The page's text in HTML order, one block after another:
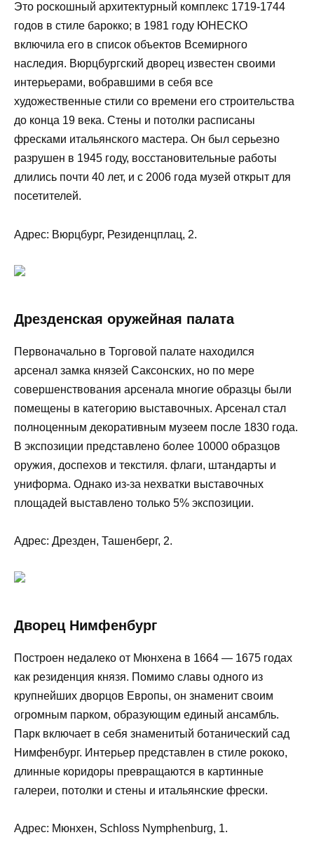
Это роскошный архитектурный комплекс 1719-1744
годов в стиле барокко; в 1981 году ЮНЕСКО
включила его в список объектов Всемирного
наследия. Вюрцбургский дворец известен своими
интерьерами, вобравшими в себя все
художественные стили со времени его строительства
до конца 19 века. Стены и потолки расписаны
фресками итальянского мастера. Он был серьезно
разрушен в 1945 году, восстановительные работы
длились почти 40 лет, и с 2006 года музей открыт для
посетителей.
Адрес: Вюрцбург, Резиденцплац, 2.
Дрезденская оружейная палата
Первоначально в Торговой палате находился
арсенал замка князей Саксонских, но по мере
совершенствования арсенала многие образцы были
помещены в категорию выставочных. Арсенал стал
полноценным декоративным музеем после 1830 года.
В экспозиции представлено более 10000 образцов
оружия, доспехов и текстиля. флаги, штандарты и
униформа. Однако из-за нехватки выставочных
площадей выставлено только 5% экспозиции.
Адрес: Дрезден, Ташенберг, 2.
Дворец Нимфенбург
Построен недалеко от Мюнхена в 1664 — 1675 годах
как резиденция князя. Помимо славы одного из
крупнейших дворцов Европы, он знаменит своим
огромным парком, образующим единый ансамбль.
Парк включает в себя знаменитый ботанический сад
Нимфенбург. Интерьер представлен в стиле рококо,
длинные коридоры превращаются в картинные
галереи, потолки и стены и итальянские фрески.
Адрес: Мюнхен, Schloss Nymphenburg, 1.